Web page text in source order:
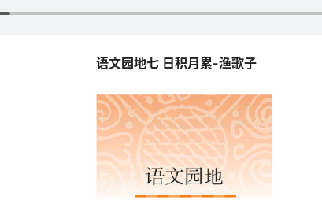
语文园地七 日积月累-渔歌子